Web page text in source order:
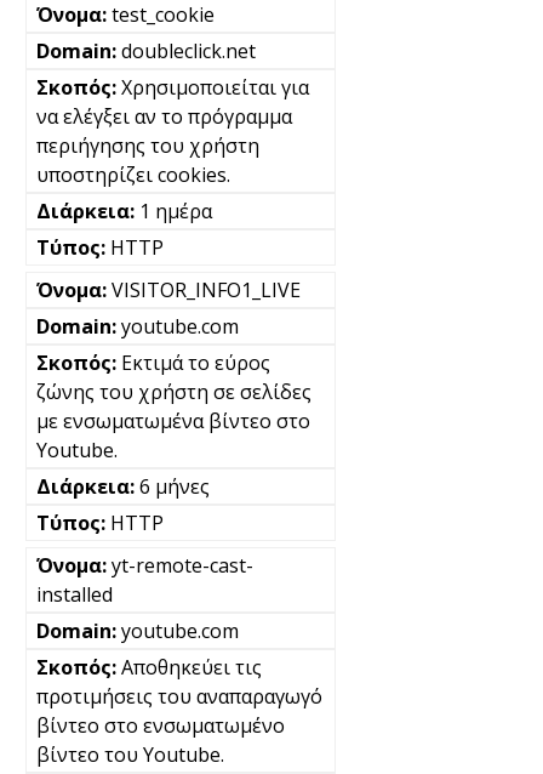
test_cookie
doubleclick.net
Χρησιμοποιείται για
να ελέγξει αν το πρόγραμμα
περιήγησης του χρήστη
υποστηρίζει cookies.
1 ημέρα
HTTP
VISITOR_INFO1_LIVE
youtube.com
Εκτιμά το εύρος
ζώνης του χρήστη σε σελίδες
με ενσωματωμένα βίντεο στο
Youtube.
6 μήνες
HTTP
yt-remote-cast-
installed
youtube.com
Αποθηκεύει τις
προτιμήσεις του αναπαραγωγό
βίντεο στο ενσωματωμένο
βίντεο του Youtube.